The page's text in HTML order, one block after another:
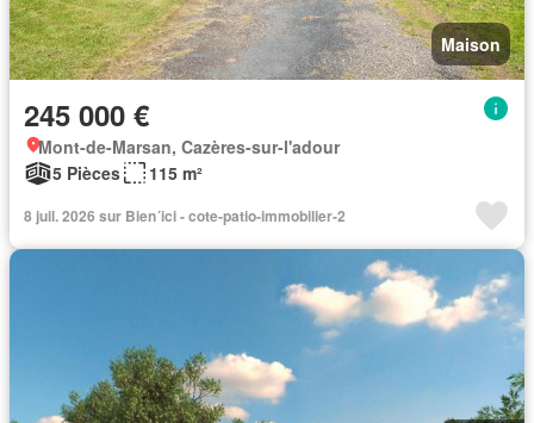
Maison
245 000 €
Mont-de-Marsan, Cazères-sur-l'adour
5 Pièces
115 m²
8 juil. 2026 sur Bien´ici - cote-patio-immobilier-2